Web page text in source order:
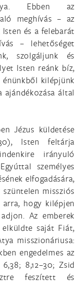
Ebben az
meghívás – az
és a felebarát
– lehetőséget
szolgáljunk és
Isten reánk bíz,
kilépjünk
ajándékozása által
Jézus küldetése
Isten feltárja
irányuló
személyes
elfogadására,
missziós
arra, hogy kilépjen
Az emberek
saját Fiát,
misszionáriusa:
engedelmes az
8,12–30; Zsid
feszített és